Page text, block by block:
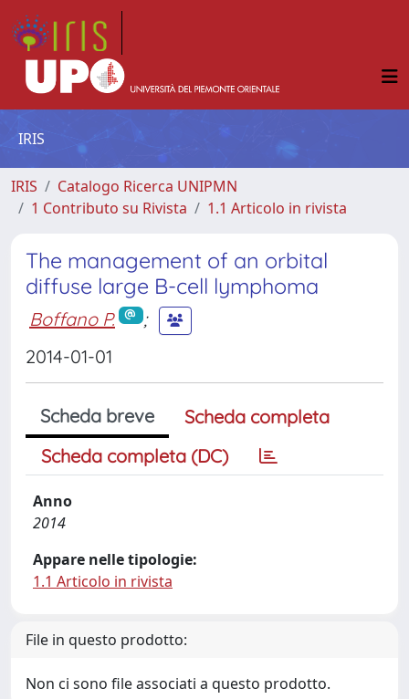
IRIS
IRIS
Catalogo Ricerca UNIPMN
1 Contributo su Rivista
1.1 Articolo in rivista
The management of an orbital
diffuse large B-cell lymphoma
Boffano P.
;
2014-01-01
Scheda breve
Scheda completa
Scheda completa (DC)
Anno
2014
Appare nelle tipologie:
1.1 Articolo in rivista
File in questo prodotto:
Non ci sono file associati a questo prodotto.